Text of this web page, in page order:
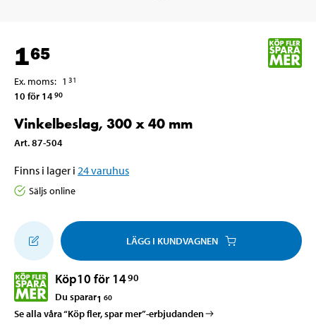
165
Ex. moms: 1 31
10 för 1490
Vinkelbeslag, 300 x 40 mm
Art.87-504
Finns i lager i 24varuhus
Säljs online
LÄGG I KUNDVAGNEN
Köp10 för 1490
Du sparar1 60
Se alla våra “Köp fler, spar mer”-erbjudanden